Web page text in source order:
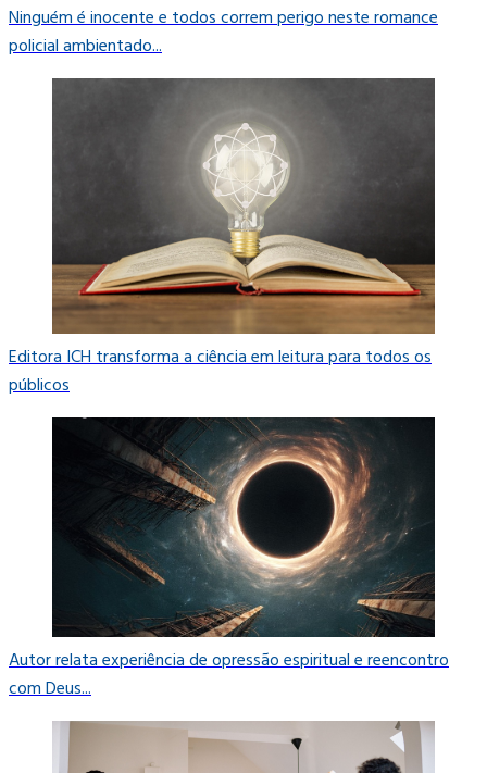
Ninguém é inocente e todos correm perigo neste romance
policial ambientado...
Editora ICH transforma a ciência em leitura para todos os
públicos
Autor relata experiência de opressão espiritual e reencontro
com Deus...